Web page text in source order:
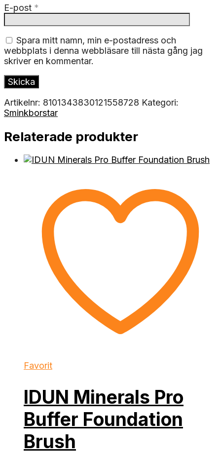
E-post *
Spara mitt namn, min e-postadress och
webbplats i denna webbläsare till nästa gång jag
skriver en kommentar.
Artikelnr: 8101343830121558728 Kategori:
Sminkborstar
Relaterade produkter
Favorit
IDUN Minerals Pro
Buffer Foundation
Brush